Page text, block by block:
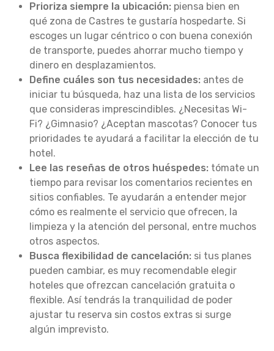
Prioriza siempre la ubicación: piensa bien en
qué zona de Castres te gustaría hospedarte. Si
escoges un lugar céntrico o con buena conexión
de transporte, puedes ahorrar mucho tiempo y
dinero en desplazamientos.
Define cuáles son tus necesidades: antes de
iniciar tu búsqueda, haz una lista de los servicios
que consideras imprescindibles. ¿Necesitas Wi-
Fi? ¿Gimnasio? ¿Aceptan mascotas? Conocer tus
prioridades te ayudará a facilitar la elección de tu
hotel.
Lee las reseñas de otros huéspedes: tómate un
tiempo para revisar los comentarios recientes en
sitios confiables. Te ayudarán a entender mejor
cómo es realmente el servicio que ofrecen, la
limpieza y la atención del personal, entre muchos
otros aspectos.
Busca flexibilidad de cancelación: si tus planes
pueden cambiar, es muy recomendable elegir
hoteles que ofrezcan cancelación gratuita o
flexible. Así tendrás la tranquilidad de poder
ajustar tu reserva sin costos extras si surge
algún imprevisto.